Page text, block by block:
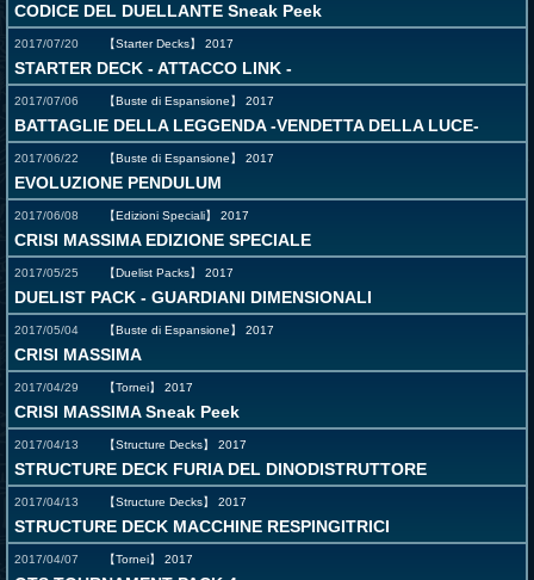
CODICE DEL DUELLANTE Sneak Peek
2017/07/20 【Starter Decks】 2017
STARTER DECK - ATTACCO LINK -
2017/07/06 【Buste di Espansione】 2017
BATTAGLIE DELLA LEGGENDA -VENDETTA DELLA LUCE-
2017/06/22 【Buste di Espansione】 2017
EVOLUZIONE PENDULUM
2017/06/08 【Edizioni Speciali】 2017
CRISI MASSIMA EDIZIONE SPECIALE
2017/05/25 【Duelist Packs】 2017
DUELIST PACK - GUARDIANI DIMENSIONALI
2017/05/04 【Buste di Espansione】 2017
CRISI MASSIMA
2017/04/29 【Tornei】 2017
CRISI MASSIMA Sneak Peek
2017/04/13 【Structure Decks】 2017
STRUCTURE DECK FURIA DEL DINODISTRUTTORE
2017/04/13 【Structure Decks】 2017
STRUCTURE DECK MACCHINE RESPINGITRICI
2017/04/07 【Tornei】 2017